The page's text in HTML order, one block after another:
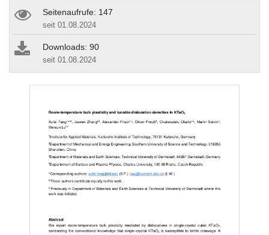
Seitenaufrufe: 147
seit 01.08.2024
Downloads: 90
seit 01.08.2024